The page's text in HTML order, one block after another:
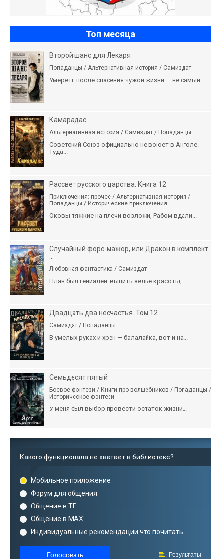
Топ месяца
Второй шанс для Лекаря
Попаданцы / Альтернативная история / Самиздат
Умереть после спасения чужой жизни — не самый...
Камарадас
Альтернативная история / Самиздат / Попаданцы
Советский Союз официально не воюет в Анголе.
Туда...
Рассвет русского царства. Книга 12
Приключения: прочее / Альтернативная история /
Попаданцы / Исторические приключения
Оковы тяжкие на плечи возложи, Рабом вдали...
Случайный форс-мажор, или Дракон в комплект
Любовная фантастика / Самиздат
План был гениален: выпить зелье красоты,...
Двадцать два несчастья. Том 12
Самиздат / Попаданцы
В умелых руках и хрен — балалайка, вот и на...
Семьдесят пятый
Боевое фэнтези / Книги про волшебников / Попаданцы /
Историческое фэнтези
У меня был выбор провести остаток жизни...
Какого функционала не хватает в библиотеке?
Мобильное приложение
Форум для общения
Общение в ТГ
Общение в MAX
Индивидуальные рекомендации что почитать
Голосовать Результаты